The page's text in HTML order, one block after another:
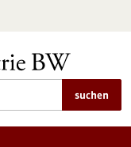
suchen